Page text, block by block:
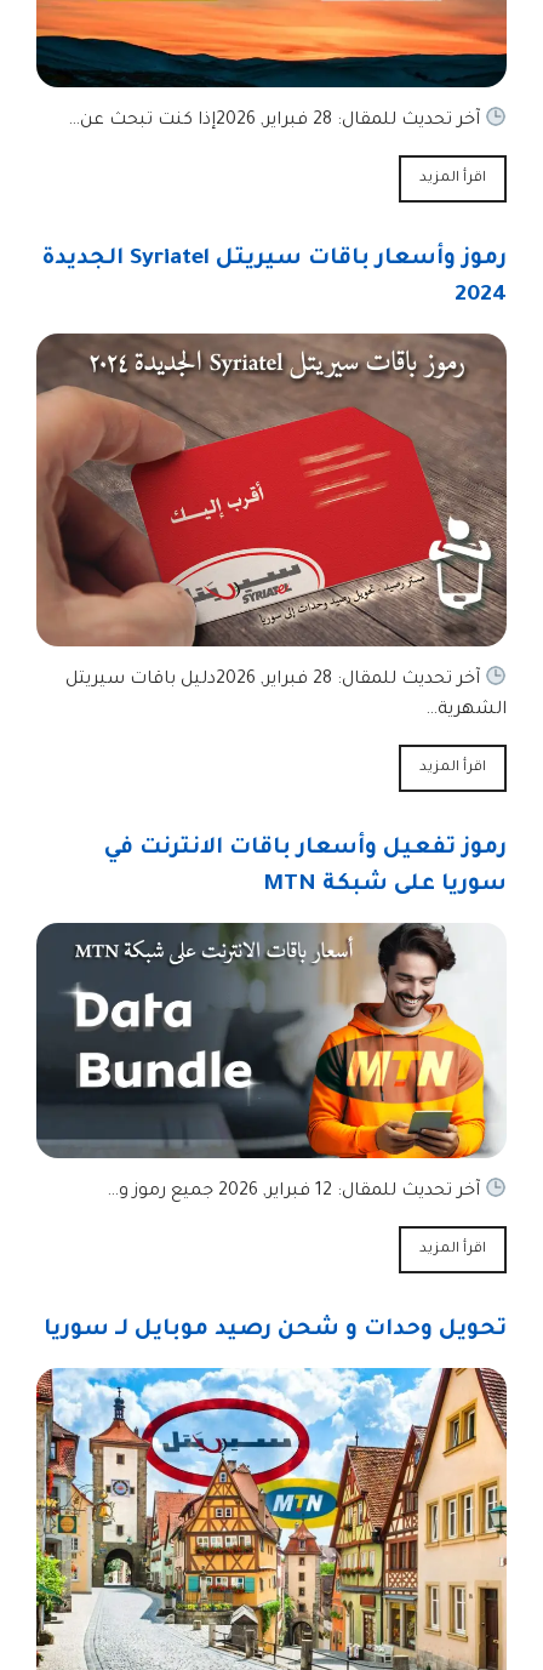
آخر تحديث للمقال: 28 فبراير, 2026إذا كنت تبحث عن…
اقرأ المزيد
رموز وأسعار باقات سيريتل Syriatel الجديدة
2024
آخر تحديث للمقال: 28 فبراير, 2026دليل باقات سيريتل
الشهرية…
اقرأ المزيد
رموز تفعيل وأسعار باقات الانترنت في
سوريا على شبكة MTN
آخر تحديث للمقال: 12 فبراير, 2026 جميع رموز و…
اقرأ المزيد
تحويل وحدات و شحن رصيد موبايل لـ سوريا